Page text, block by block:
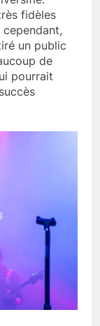
fidèles
un public
de
pourrait